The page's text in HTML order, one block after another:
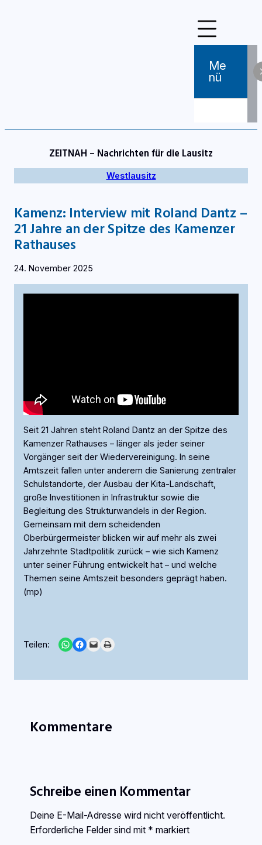
Me
Nü
ZEITNAH – Nachrichten für die Lausitz
Westlausitz
Kamenz: Interview mit Roland Dantz –
21 Jahre an der Spitze des Kamenzer
Rathauses
24. November 2025
Seit 21 Jahren steht Roland Dantz an der Spitze des
Kamenzer Rathauses – länger als jeder seiner
Vorgänger seit der Wiedervereinigung. In seine
Amtszeit fallen unter anderem die Sanierung zentraler
Schulstandorte, der Ausbau der Kita-Landschaft,
große Investitionen in Infrastruktur sowie die
Begleitung des Strukturwandels in der Region.
Gemeinsam mit dem scheidenden
Oberbürgermeister blicken wir auf mehr als zwei
Jahrzehnte Stadtpolitik zurück – wie sich Kamenz
unter seiner Führung entwickelt hat – und welche
Themen seine Amtszeit besonders geprägt haben.
(mp)
Teilen: Share on WhatsApp
Share on Facebook
Email this PagePrint this Page
Kommentare
Schreibe einen Kommentar
Deine E-Mail-Adresse wird nicht veröffentlicht.
Erforderliche Felder sind mit * markiert